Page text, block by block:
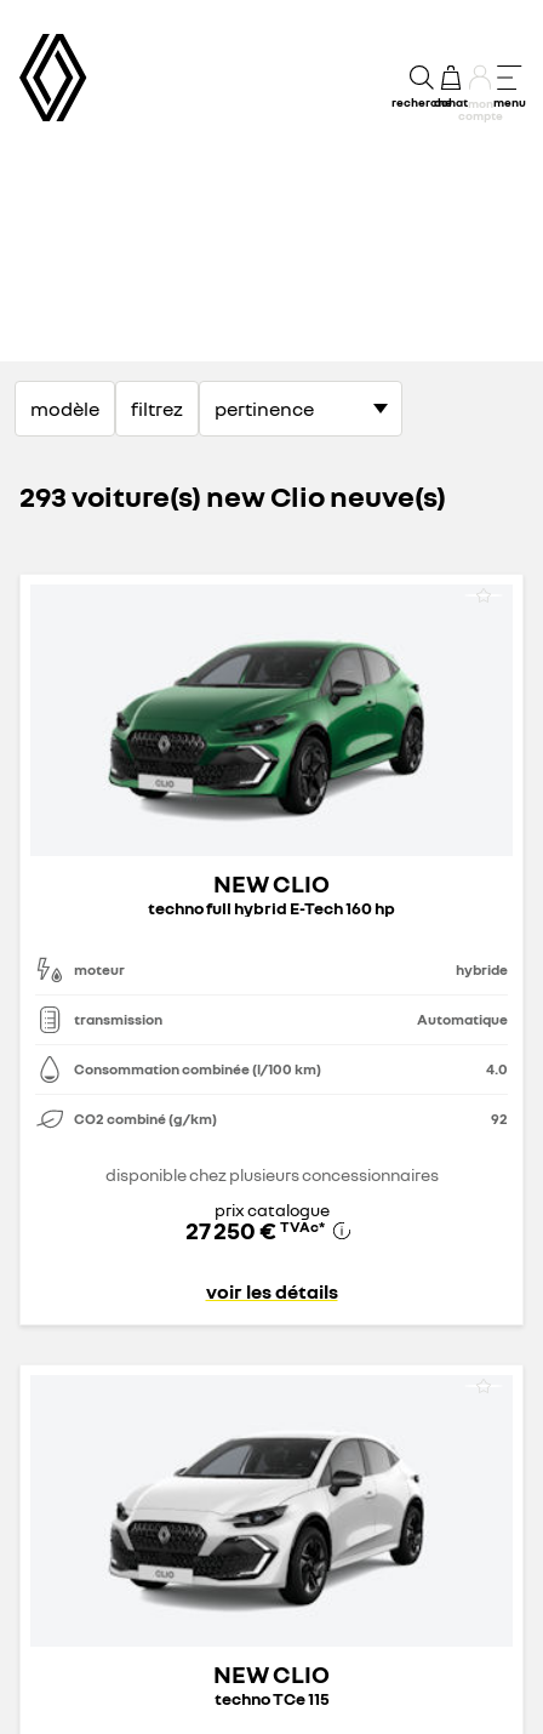
rechercheachatmon
compte
menu
modèle filtrez
découvrez nos véhicules en stock
293 voiture(s) new Clio neuve(s)
NEW CLIO
techno full hybrid E-Tech 160 hp
moteur hybride
transmission Automatique
Consommation combinée (l/100 km) 4.0
CO2 combiné (g/km) 92
disponible chez plusieurs concessionnaires
prix catalogue
27 250 € TVAc*
voir les détails
NEW CLIO
techno TCe 115